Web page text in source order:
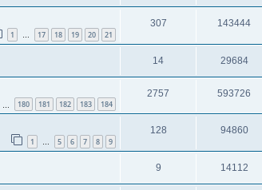
1 … 17 18 19 20 21
307 143444
14 29684
180 181 182 183 184
2757 593726
1 … 5 6 7 8 9
128 94860
9 14112